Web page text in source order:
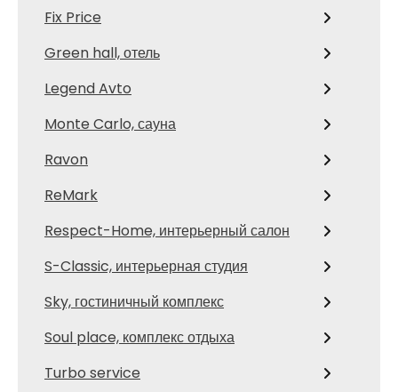
Fix Price
Green hall, отель
Legend Avto
Monte Carlo, сауна
Ravon
ReMark
Respect-Home, интерьерный салон
S-Classic, интерьерная студия
Sky, гостиничный комплекс
Soul place, комплекс отдыха
Turbo service